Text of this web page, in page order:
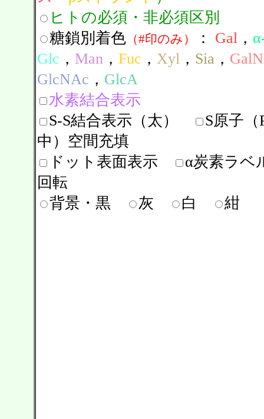
ヒトの必須・非必須区別
糖鎖別着色（#印のみ） ： Gal，
Glc ， Man， Fuc ， Xyl， Sia ，
GlcNAc ， GlcA
水素結合表示
S-S結合表示（太）
S原子（
中）空間充填
ドット表面表示
α炭素ラベ
回転
背景・黒
灰 白 紺